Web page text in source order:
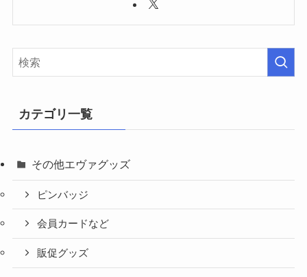
カテゴリ一覧
その他エヴァグッズ
ピンバッジ
会員カードなど
販促グッズ